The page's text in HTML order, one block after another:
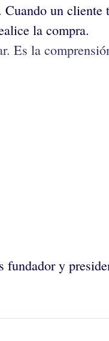
un cliente
la compra.
Es la
fundador y